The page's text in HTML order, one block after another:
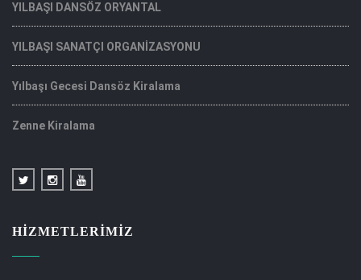
YILBAŞI DANSÖZ ORYANTAL
YILBAŞI SANATÇI ORGANİZASYONU
Yılbaşı Gecesi Dansöz Kiralama
Zenne Kiralama
HIZMETLERIMIZ